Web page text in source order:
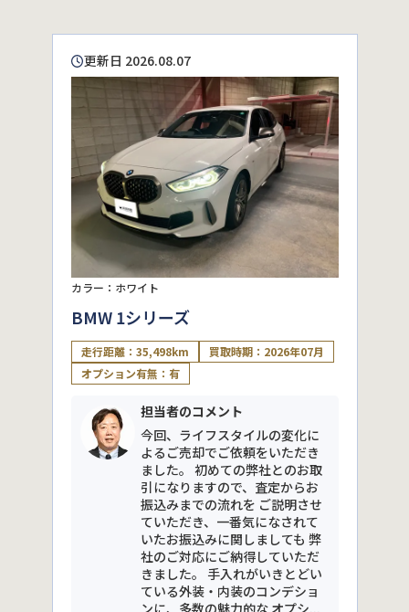
更新日 2026.08.07
カラー：ホワイト
BMW 1シリーズ
走行距離：35,498km
買取時期：2026年07月
オプション有無：有
担当者のコメント
今回、ライフスタイルの変化に
よるご売却でご依頼をいただき
ました。 初めての弊社とのお取
引になりますので、査定からお
振込みまでの流れを ご説明させ
ていただき、一番気になされて
いたお振込みに関しましても 弊
社のご対応にご納得していただ
きました。 手入れがいきとどい
ている外装・内装のコンデショ
ンに、多数の魅力的な オプシ...